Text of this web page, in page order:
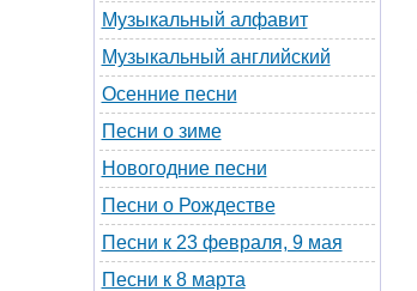
Музыкальный алфавит
Музыкальный английский
Осенние песни
Песни о зиме
Новогодние песни
Песни о Рождестве
Песни к 23 февраля, 9 мая
Песни к 8 марта